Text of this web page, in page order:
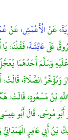
، عَنْالْأَعْمَشِ، عَنْ
عَلَىعَائِشَةَ، فَقُلْنَا:
وَسَلَّمَ أَحَدُهُمَا
وَيُؤَخِّرُ الصَّلَاةَ،
بْنُ مَسْعُودٍ، قَالَتْ:
أَبُو مُوسَى. قَالَ
أَبِي عَامِرٍ الْهَمْدَانِيُّ